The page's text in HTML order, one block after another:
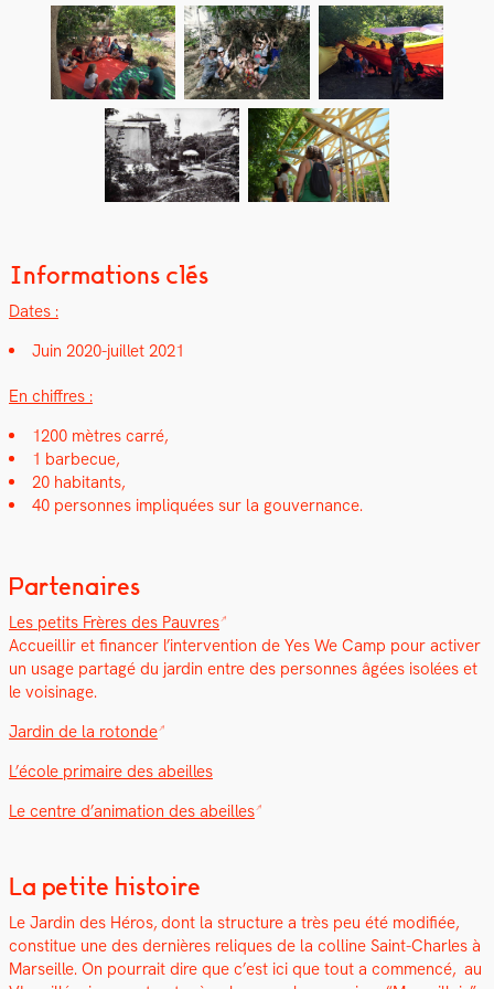
Informations clés
Dates :
Juin 2020-juil­let 2021
En chiffres :
1200 mètres car­ré,
1 bar­be­cue,
20 habi­tants,
40 per­son­nes impliquées sur la gou­ver­nance.
Partenaires
Les petits Frères des Pau­vres
Accueil­lir et financer l’in­ter­ven­tion de Yes We Camp pour activ­er
un usage partagé du jardin entre des per­son­nes âgées isolées et
le voisi­nage.
Jardin de la rotonde
L’école pri­maire des abeilles
Le cen­tre d’animation des abeilles
La petite histoire
Le Jardin des Héros, dont la struc­ture a très peu été mod­i­fiée,
con­stitue une des dernières reliques de la colline Saint-Charles à
Mar­seille. On pour­rait dire que c’est ici que tout a com­mencé, au